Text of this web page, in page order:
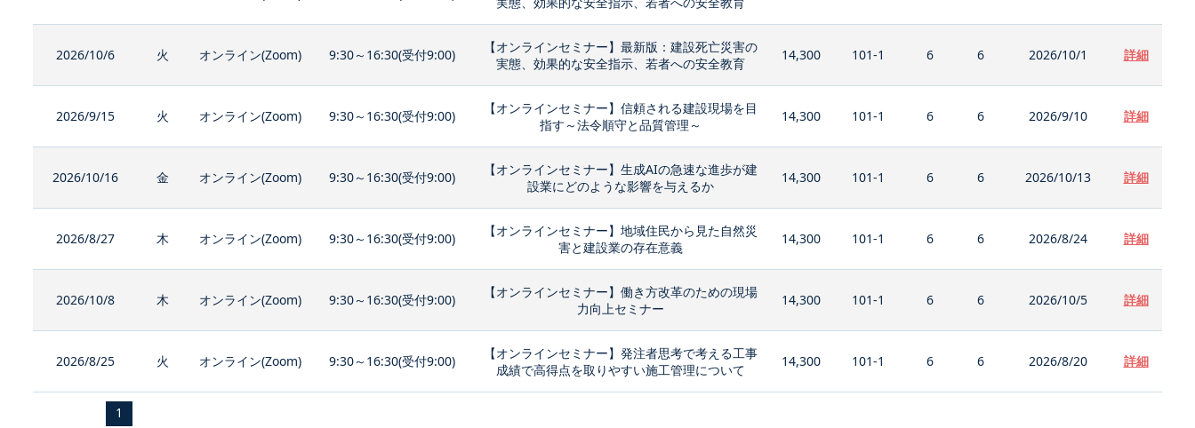
2026/10/6 火 オンライン(Zoom) 9:30～16:30(受付9:00)
【オンラインセミナー】最新版：建設死亡災害の
実態、効果的な安全指示、若者への安全教育
14,300 101-1 6 6 2026/10/1 詳細
2026/9/15 火 オンライン(Zoom) 9:30～16:30(受付9:00)
【オンラインセミナー】信頼される建設現場を目
指す～法令順守と品質管理～
14,300 101-1 6 6 2026/9/10 詳細
2026/10/16 金 オンライン(Zoom) 9:30～16:30(受付9:00)
【オンラインセミナー】生成AIの急速な進歩が建
設業にどのような影響を与えるか
14,300 101-1 6 6 2026/10/13 詳細
2026/8/27 木 オンライン(Zoom) 9:30～16:30(受付9:00)
【オンラインセミナー】地域住民から見た自然災
害と建設業の存在意義
14,300 101-1 6 6 2026/8/24 詳細
2026/10/8 木 オンライン(Zoom) 9:30～16:30(受付9:00)
【オンラインセミナー】働き方改革のための現場
力向上セミナー
14,300 101-1 6 6 2026/10/5 詳細
2026/8/25 火 オンライン(Zoom) 9:30～16:30(受付9:00)
【オンラインセミナー】発注者思考で考える工事
成績で高得点を取りやすい施工管理について
14,300 101-1 6 6 2026/8/20 詳細
1